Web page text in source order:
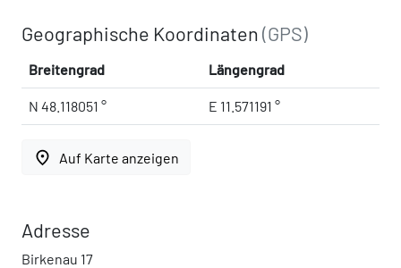
Geographische Koordinaten(GPS)
Breitengrad Längengrad
N 48.118051 ° E 11.571191 °
place Auf Karte anzeigen
Adresse
Birkenau 17